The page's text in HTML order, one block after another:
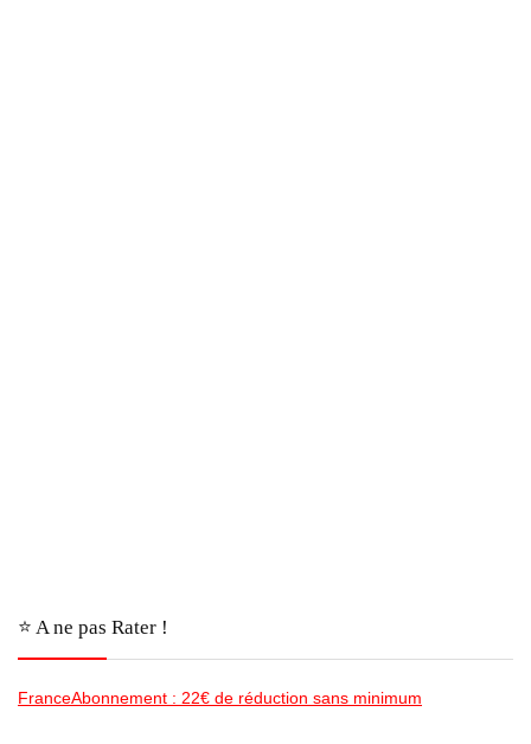
⭐️ A ne pas Rater !
FranceAbonnement : 22€ de réduction sans minimum